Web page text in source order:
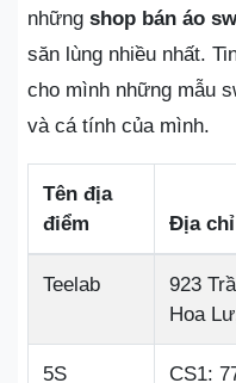
những shop bán áo
săn lùng nhiều nhất.
cho mình những mẫu
và cá tính của mình.
Tên địa
điểm
Địa chỉ
Teelab
923
Hoa
5S
CS1: